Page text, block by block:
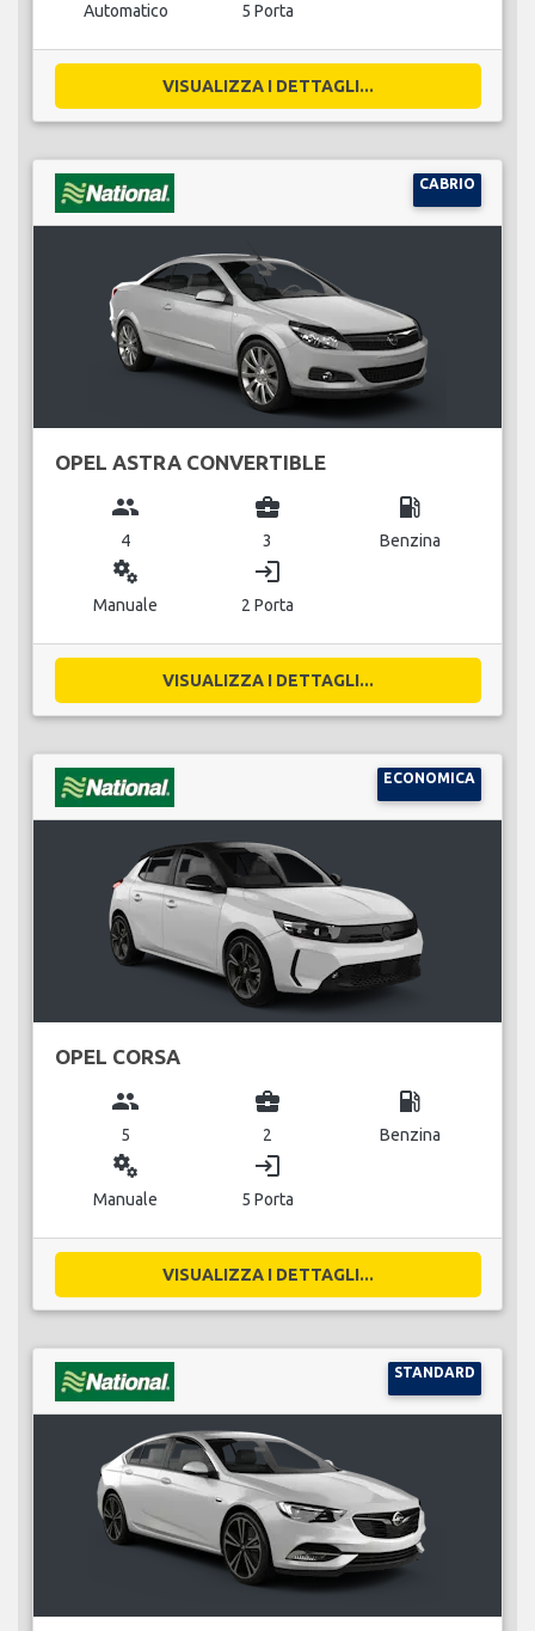
Automatico 5 Porta
VISUALIZZA I DETTAGLI...
CABRIO
OPEL ASTRA CONVERTIBLE
group
4
business_center
3
local_gas_station
Benzina
miscellaneous_services
Manuale
login
2 Porta
VISUALIZZA I DETTAGLI...
ECONOMICA
OPEL CORSA
group
5
business_center
2
local_gas_station
Benzina
miscellaneous_services
Manuale
login
5 Porta
VISUALIZZA I DETTAGLI...
STANDARD